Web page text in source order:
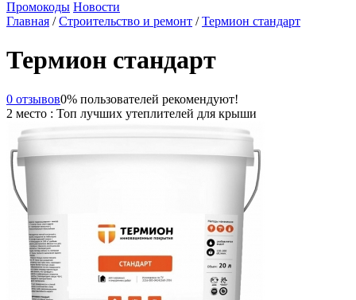
Промокоды Новости
Главная /Строительство и ремонт /Термион стандарт
Термион стандарт
0 отзывов0% пользователей рекомендуют!
2 место : Топ лучших утеплителей для крыши